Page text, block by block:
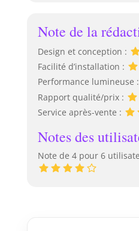
Note de la
Design et conception :
Facilité d’installation :
Performance lumineuse :
Rapport qualité/prix :
Service après-vente :
Notes des
Note de 4 pour 6